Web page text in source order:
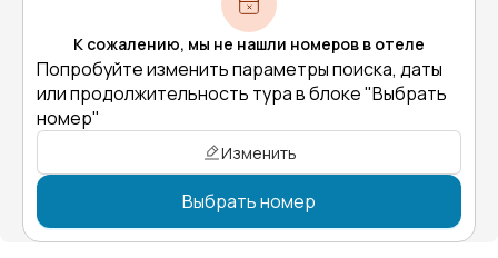
К сожалению, мы не нашли номеров в отеле
Попробуйте изменить параметры поиска, даты
или продолжительность тура в блоке "Выбрать
номер"
Изменить
Выбрать номер